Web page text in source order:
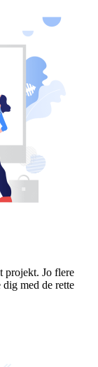
projekt. Jo flere
med de rette